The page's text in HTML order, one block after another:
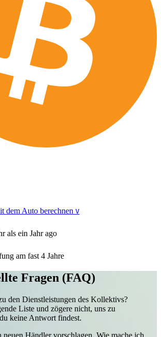
dem Auto berechnen V
als ein Jahr ago
am fast 4 Jahre
Fragen (FAQ)
den Dienstleistungen des Kollektivs?
Liste und zögere nicht, uns zu
keine Antwort findest.
neuen Händler vorschlagen. Wie mache ich